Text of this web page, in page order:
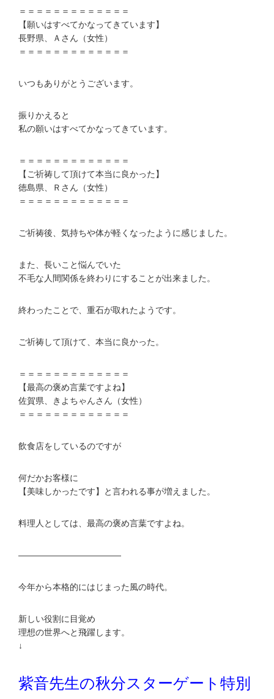
＝＝＝＝＝＝＝＝＝＝＝＝＝
【願いはすべてかなってきています】
長野県、Ａさん（女性）
＝＝＝＝＝＝＝＝＝＝＝＝＝
いつもありがとうございます。
振りかえると
私の願いはすべてかなってきています。
＝＝＝＝＝＝＝＝＝＝＝＝＝
【ご祈祷して頂けて本当に良かった】
徳島県、Ｒさん（女性）
＝＝＝＝＝＝＝＝＝＝＝＝＝
ご祈祷後、気持ちや体が軽くなったように感じました。
また、長いこと悩んでいた
不毛な人間関係を終わりにすることが出来ました。
終わったことで、重石が取れたようです。
ご祈祷して頂けて、本当に良かった。
＝＝＝＝＝＝＝＝＝＝＝＝＝
【最高の褒め言葉ですよね】
佐賀県、きよちゃんさん（女性）
＝＝＝＝＝＝＝＝＝＝＝＝＝
飲食店をしているのですが
何だかお客様に
【美味しかったです】と言われる事が増えました。
料理人としては、最高の褒め言葉ですよね。
————————————
今年から本格的にはじまった風の時代。
新しい役割に目覚め
理想の世界へと飛躍します。
↓
紫音先生の秋分スターゲート特別